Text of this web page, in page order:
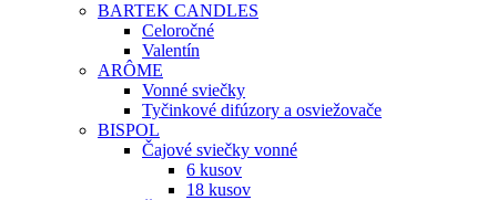
BARTEK CANDLES
Celoročné
Valentín
ARÔME
Vonné sviečky
Tyčinkové difúzory a osviežovače
BISPOL
Čajové sviečky vonné
6 kusov
18 kusov